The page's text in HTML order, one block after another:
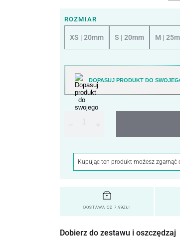
ROZMIAR
XS | 20mm S | 20mm M |
DOPASUJ PRODUKT DO
Kupując ten produkt możesz zgarnąć
DOSTAWA OD 7.99ZŁ!
Dobierz do zestawu i oszczędzaj